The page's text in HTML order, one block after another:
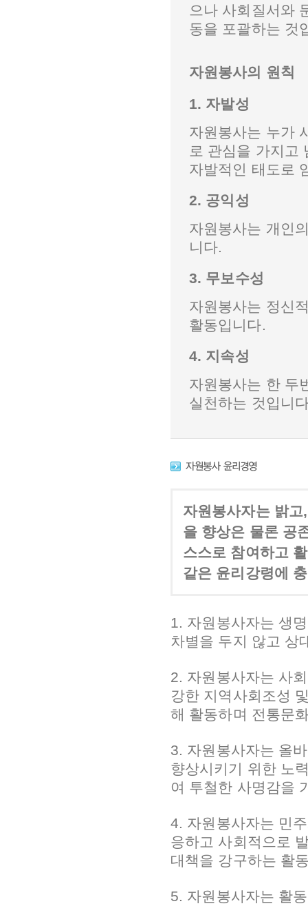
으나 사회질서와
동을 포괄하는 것
자원봉사의 원칙
1. 자발성
자원봉사는 누가
로 관심을 가지고
자발적인 태도로
2. 공익성
자원봉사는 개인
니다.
3. 무보수성
자원봉사는 정신
활동입니다.
4. 지속성
자원봉사는 한 두
실천하는 것입니
자원봉사자는 밝
을 향상은 물론 공
스스로 참여하고
같은 윤리강령에
1. 자원봉사자는 생
차별을 두지 않고 상
2. 자원봉사자는 사
강한 지역사회조성
해 활동하며 전통문
3. 자원봉사자는 올
향상시키기 위한 노
여 투철한 사명감을
4. 자원봉사자는 민
응하고 사회적으로
대책을 강구하는 활
5. 자원봉사자는 활